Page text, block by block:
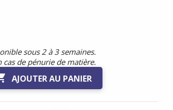
sous 2 à 3 semaines.
cas de pénurie de matière.
AJOUTER AU PANIER